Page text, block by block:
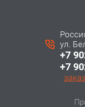
ул.
+7
+7